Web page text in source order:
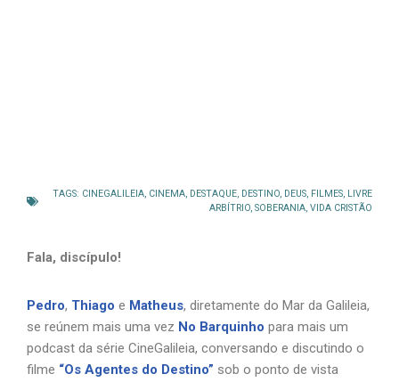
TAGS: CINEGALILEIA, CINEMA, DESTAQUE, DESTINO, DEUS, FILMES, LIVRE
ARBÍTRIO, SOBERANIA, VIDA CRISTÃO
Fala, discípulo!
Pedro, Thiago e Matheus, diretamente do Mar da Galileia,
se reúnem mais uma vez No Barquinho para mais um
podcast da série CineGalileia, conversando e discutindo o
filme “Os Agentes do Destino” sob o ponto de vista